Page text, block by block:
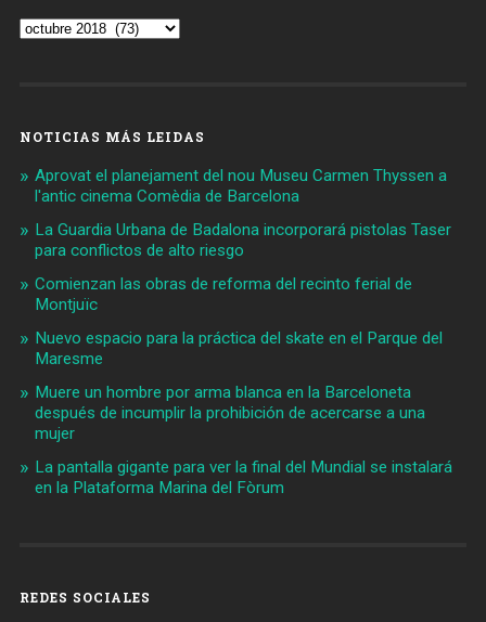
Archivos
NOTICIAS MÁS LEIDAS
Aprovat el planejament del nou Museu Carmen Thyssen a
l'antic cinema Comèdia de Barcelona
La Guardia Urbana de Badalona incorporará pistolas Taser
para conflictos de alto riesgo
Comienzan las obras de reforma del recinto ferial de
Montjuïc
Nuevo espacio para la práctica del skate en el Parque del
Maresme
Muere un hombre por arma blanca en la Barceloneta
después de incumplir la prohibición de acercarse a una
mujer
La pantalla gigante para ver la final del Mundial se instalará
en la Plataforma Marina del Fòrum
REDES SOCIALES